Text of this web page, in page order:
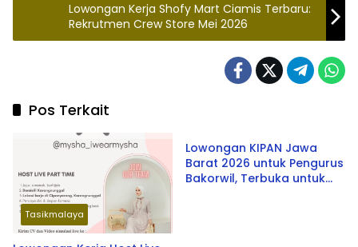
Lowongan Kerja Shofy Mart Ciamis Terbaru:
Rekrutmen Crew Store Mei 2026
Pos Terkait
Tasikmalaya
Lowongan KIPAN Jawa
Barat 2026 untuk Pengurus
Bakorwil, Terbuka untuk